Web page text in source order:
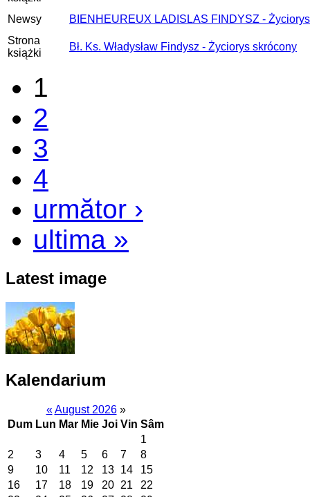
Newsy
BIENHEUREUX LADISLAS FINDYSZ -
Strona
książki
Bł. Ks. Władysław Findysz - Życiorys skrócony
1
2
3
4
următor ›
ultima »
Latest image
Kalendarium
« August 2026 »
Dum Lun Mar Mie Joi Vin Sâm
1
2
3 4 5 6 7
8
9
10 11 12 13 14
15
16
17 18 19 20 21
22